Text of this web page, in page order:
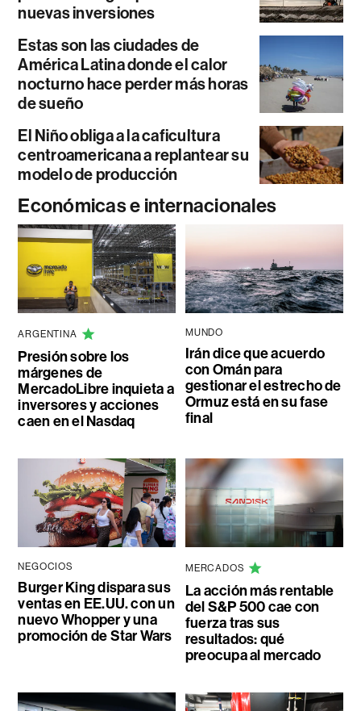
nuevas inversiones
Estas son las ciudades de
América Latina donde el calor
nocturno hace perder más horas
de sueño
El Niño obliga a la caficultura
centroamericana a replantear su
modelo de producción
Económicas e internacionales
ARGENTINA
Presión sobre los
márgenes de
MercadoLibre inquieta a
inversores y acciones
caen en el Nasdaq
MUNDO
Irán dice que acuerdo
con Omán para
gestionar el estrecho de
Ormuz está en su fase
final
NEGOCIOS
Burger King dispara sus
ventas en EE.UU. con un
nuevo Whopper y una
promoción de Star Wars
MERCADOS
La acción más rentable
del S&P 500 cae con
fuerza tras sus
resultados: qué
preocupa al mercado